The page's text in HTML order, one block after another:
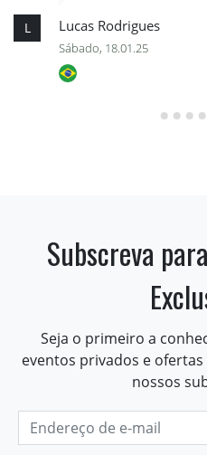
L Lucas Rodrigues
Sábado, 18.01.25
Subscreva
Seja o primeiro a
eventos privados e
nossos